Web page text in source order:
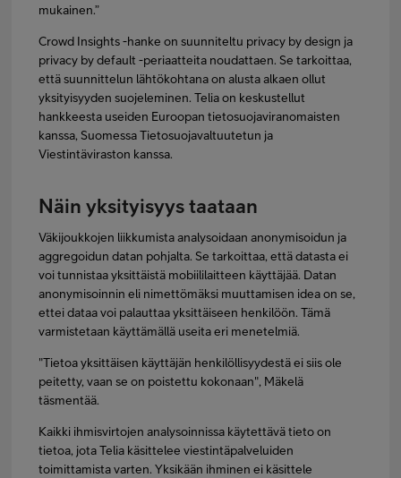
mukainen.”
Crowd Insights -hanke on suunniteltu privacy by design ja
privacy by default -periaatteita noudattaen. Se tarkoittaa,
että suunnittelun lähtökohtana on alusta alkaen ollut
yksityisyyden suojeleminen. Telia on keskustellut
hankkeesta useiden Euroopan tietosuojaviranomaisten
kanssa, Suomessa Tietosuojavaltuutetun ja
Viestintäviraston kanssa.
Näin yksityisyys taataan
Väkijoukkojen liikkumista analysoidaan anonymisoidun ja
aggregoidun datan pohjalta. Se tarkoittaa, että datasta ei
voi tunnistaa yksittäistä mobiililaitteen käyttäjää. Datan
anonymisoinnin eli nimettömäksi muuttamisen idea on se,
ettei dataa voi palauttaa yksittäiseen henkilöön. Tämä
varmistetaan käyttämällä useita eri menetelmiä.
"Tietoa yksittäisen käyttäjän henkilöllisyydestä ei siis ole
peitetty, vaan se on poistettu kokonaan", Mäkelä
täsmentää.
Kaikki ihmisvirtojen analysoinnissa käytettävä tieto on
tietoa, jota Telia käsittelee viestintäpalveluiden
toimittamista varten. Yksikään ihminen ei käsittele